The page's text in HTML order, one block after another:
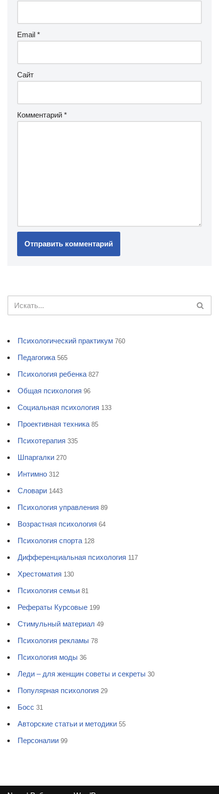
Email *
Сайт
Комментарий *
Психологический практикум 760
Педагогика 565
Психология ребенка 827
Общая психология 96
Социальная психология 133
Проективная техника 85
Психотерапия 335
Шпаргалки 270
Интимно 312
Словари 1443
Психология управления 89
Возрастная психология 64
Психология спорта 128
Дифференциальная психология 117
Хрестоматия 130
Психология семьи 81
Рефераты Курсовые 199
Стимульный материал 49
Психология рекламы 78
Психология моды 36
Леди – для женщин советы и секреты 30
Популярная психология 29
Босс 31
Авторские статьи и методики 55
Персоналии 99